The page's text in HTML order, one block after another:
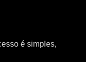
é simples,